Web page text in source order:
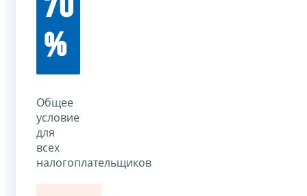
70
%
Общее
условие
для
всех
налогоплательщиков